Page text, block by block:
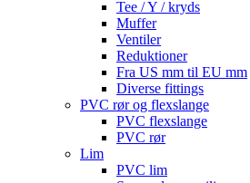
Tee / Y / kryds
Muffer
Ventiler
Reduktioner
Fra US mm til EU mm
Diverse fittings
PVC rør og flexslange
PVC flexslange
PVC rør
Lim
PVC lim